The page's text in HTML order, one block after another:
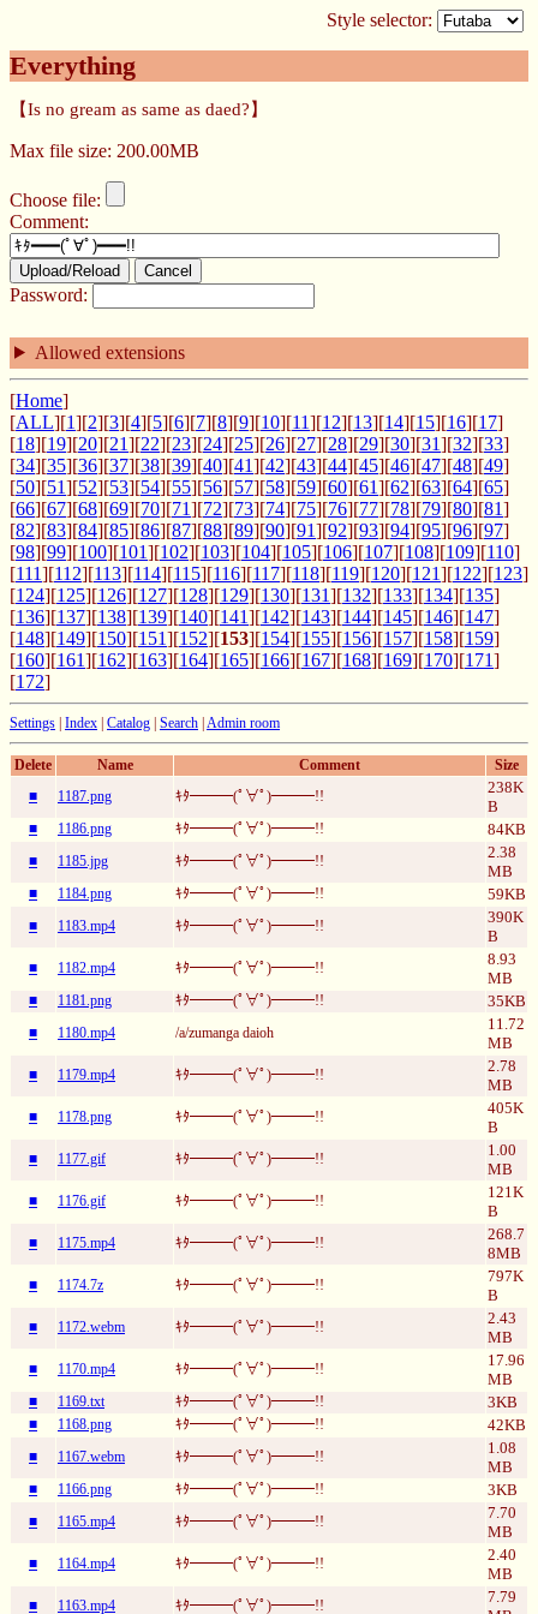
Style selector:
Everything
【Is no gream as same as daed?】
Max file size: 200.00MB
Choose file:
Comment:
Upload/Reload Cancel
Password:
Allowed extensions
[Home]
[ALL][1][2][3][4][5][6][7][8][9][10][11][12][13][14][15][16][17]
[18][19][20][21][22][23][24][25][26][27][28][29][30][31][32][33]
[34][35][36][37][38][39][40][41][42][43][44][45][46][47][48][49]
[50][51][52][53][54][55][56][57][58][59][60][61][62][63][64][65]
[66][67][68][69][70][71][72][73][74][75][76][77][78][79][80][81]
[82][83][84][85][86][87][88][89][90][91][92][93][94][95][96][97]
[98][99][100][101][102][103][104][105][106][107][108][109][110]
[111][112][113][114][115][116][117][118][119][120][121][122][123]
[124][125][126][127][128][129][130][131][132][133][134][135]
[136][137][138][139][140][141][142][143][144][145][146][147]
[148][149][150][151][152][153][154][155][156][157][158][159]
[160][161][162][163][164][165][166][167][168][169][170][171]
[172]
Settings | Index | Catalog | Search | Admin room
Delete Name Comment
Size
■
1187.png ｷﾀ━━━(ﾟ∀ﾟ)━━━!!
238K
B
■ 1186.png ｷﾀ━━━(ﾟ∀ﾟ)━━━!! 84KB
■ 1185.jpg ｷﾀ━━━(ﾟ∀ﾟ)━━━!!
2.38
MB
■ 1184.png ｷﾀ━━━(ﾟ∀ﾟ)━━━!! 59KB
■ 1183.mp4 ｷﾀ━━━(ﾟ∀ﾟ)━━━!!
390K
B
■ 1182.mp4 ｷﾀ━━━(ﾟ∀ﾟ)━━━!!
8.93
MB
■ 1181.png ｷﾀ━━━(ﾟ∀ﾟ)━━━!! 35KB
■ 1180.mp4 /a/zumanga daioh
11.72
MB
■ 1179.mp4 ｷﾀ━━━(ﾟ∀ﾟ)━━━!!
2.78
MB
■ 1178.png ｷﾀ━━━(ﾟ∀ﾟ)━━━!!
405K
B
■ 1177.gif ｷﾀ━━━(ﾟ∀ﾟ)━━━!!
1.00
MB
■ 1176.gif ｷﾀ━━━(ﾟ∀ﾟ)━━━!!
121K
B
■ 1175.mp4 ｷﾀ━━━(ﾟ∀ﾟ)━━━!!
268.7
8MB
■ 1174.7z ｷﾀ━━━(ﾟ∀ﾟ)━━━!!
797K
B
■ 1172.webm ｷﾀ━━━(ﾟ∀ﾟ)━━━!!
2.43
MB
■ 1170.mp4 ｷﾀ━━━(ﾟ∀ﾟ)━━━!!
17.96
MB
■ 1169.txt ｷﾀ━━━(ﾟ∀ﾟ)━━━!! 3KB
■ 1168.png ｷﾀ━━━(ﾟ∀ﾟ)━━━!! 42KB
■ 1167.webm ｷﾀ━━━(ﾟ∀ﾟ)━━━!!
1.08
MB
■ 1166.png ｷﾀ━━━(ﾟ∀ﾟ)━━━!! 3KB
■ 1165.mp4 ｷﾀ━━━(ﾟ∀ﾟ)━━━!!
7.70
MB
■ 1164.mp4 ｷﾀ━━━(ﾟ∀ﾟ)━━━!!
2.40
MB
■ 1163.mp4 ｷﾀ━━━(ﾟ∀ﾟ)━━━!!
7.79